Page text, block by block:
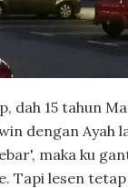
dah 15 tahun
dengan Ayah
maka ku
Tapi lesen